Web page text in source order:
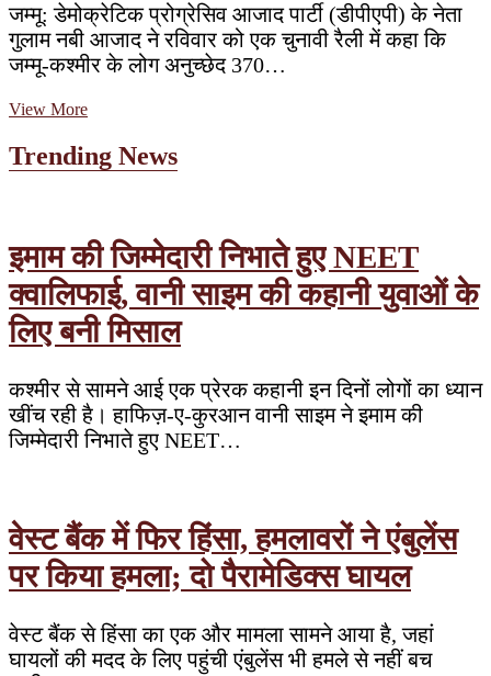
छह
साल
बाद,
जम्मू-
जबरदस्त
देखा
जम्मू: डेमोक्रेटिक प्रोग्रेसिव आजाद पार्टी (डीपीएपी) के नेता
गुलाम नबी आजाद ने रविवार को एक चुनावी रैली में कहा कि
जम्मू-कश्मीर के लोग अनुच्छेद 370…
View Moreजम्मू-
लोग
चाहते
हैं
वापसी:
आजाद
Trending News
इमाम की जिम्मेदारी निभाते हुए NEET
क्वालिफाई, वानी साइम की कहानी युवाओं के
लिए बनी मिसाल
कश्मीर से सामने आई एक प्रेरक कहानी इन दिनों लोगों का ध्यान
खींच रही है। हाफिज़-ए-कुरआन वानी साइम ने इमाम की
जिम्मेदारी निभाते हुए NEET…
वेस्ट बैंक में फिर हिंसा, हमलावरों ने एंबुलेंस
पर किया हमला; दो पैरामेडिक्स घायल
वेस्ट बैंक से हिंसा का एक और मामला सामने आया है, जहां
घायलों की मदद के लिए पहुंची एंबुलेंस भी हमले से नहीं बच